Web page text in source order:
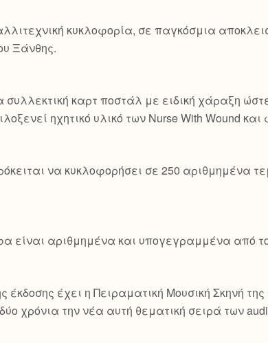
κυκλοφορία, σε παγκόσμια
Ξάνθης.
συλλεκτική καρτ ποστάλ με ειδική χάραξη
ηχητικό υλικό των Nurse With Wound και
να κυκλοφορήσει σε 250 αριθμημένα
είναι αριθμημένα και υπογεγραμμένα από
έκδοσης έχει η Πειραματική Μουσική Σκηνή
χρόνια την νέα αυτή θεματική σειρά των